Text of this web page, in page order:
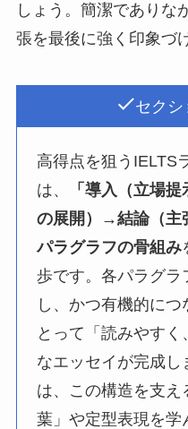
しょう。簡潔でありな
張を最後に強く印象づ
セクシ
高得点を狙うIELTS
は、
「導入（立場
の展開）→結論（主
パラグラフの骨組み
歩です。各パラグラ
し、かつ有機的に
とって「読みやす
なエッセイが完成
は、この構造を支
葉」や定型表現を学